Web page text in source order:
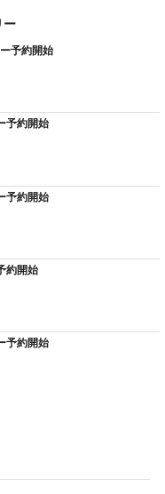
ー
予約開始
予約開始
予約開始
約開始
予約開始